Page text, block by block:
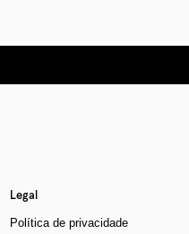
Legal
Política de privacidade